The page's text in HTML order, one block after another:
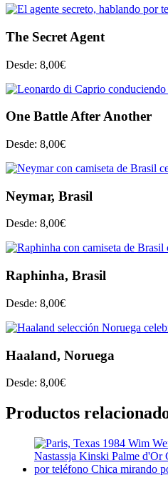
The Secret Agent
Desde: 8,00€
One Battle After Another
Desde: 8,00€
Neymar, Brasil
Desde: 8,00€
Raphinha, Brasil
Desde: 8,00€
Haaland, Noruega
Desde: 8,00€
Productos